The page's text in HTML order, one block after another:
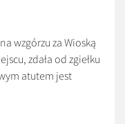
wzgórzu za Wioską
zdała od zgiełku
atutem jest
umówcie się
Tylko 500 metrów